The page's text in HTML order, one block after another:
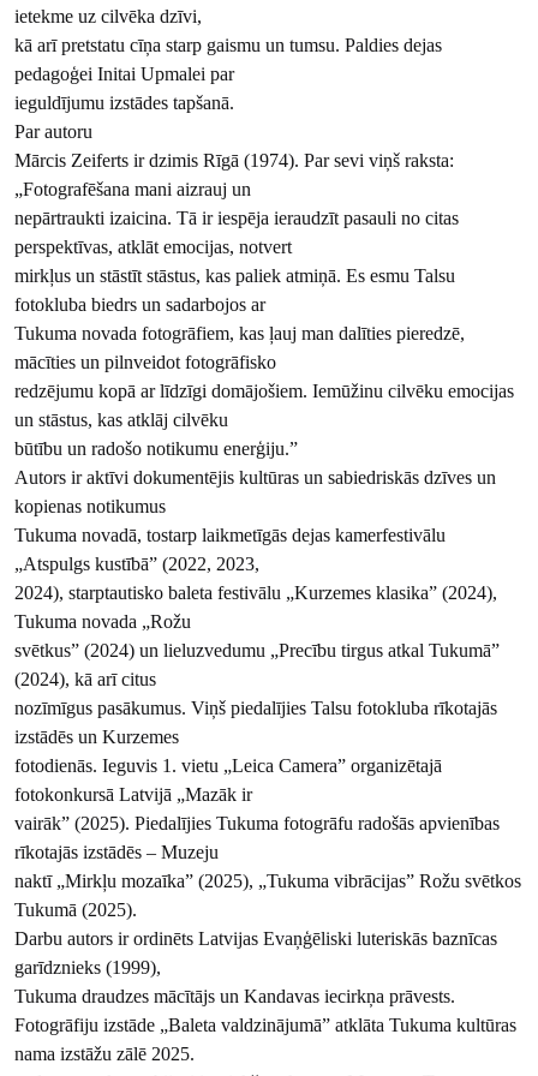
ietekme uz cilvēka dzīvi,
kā arī pretstatu cīņa starp gaismu un tumsu. Paldies dejas
pedagoģei Initai Upmalei par
ieguldījumu izstādes tapšanā.
Par autoru
Mārcis Zeiferts ir dzimis Rīgā (1974). Par sevi viņš raksta:
„Fotografēšana mani aizrauj un
nepārtraukti izaicina. Tā ir iespēja ieraudzīt pasauli no citas
perspektīvas, atklāt emocijas, notvert
mirkļus un stāstīt stāstus, kas paliek atmiņā. Es esmu Talsu
fotokluba biedrs un sadarbojos ar
Tukuma novada fotogrāfiem, kas ļauj man dalīties pieredzē,
mācīties un pilnveidot fotogrāfisko
redzējumu kopā ar līdzīgi domājošiem. Iemūžinu cilvēku emocijas
un stāstus, kas atklāj cilvēku
būtību un radošo notikumu enerģiju.”
Autors ir aktīvi dokumentējis kultūras un sabiedriskās dzīves un
kopienas notikumus
Tukuma novadā, tostarp laikmetīgās dejas kamerfestivālu
„Atspulgs kustībā” (2022, 2023,
2024), starptautisko baleta festivālu „Kurzemes klasika” (2024),
Tukuma novada „Rožu
svētkus” (2024) un lieluzvedumu „Precību tirgus atkal Tukumā”
(2024), kā arī citus
nozīmīgus pasākumus. Viņš piedalījies Talsu fotokluba rīkotajās
izstādēs un Kurzemes
fotodienās. Ieguvis 1. vietu „Leica Camera” organizētajā
fotokonkursā Latvijā „Mazāk ir
vairāk” (2025). Piedalījies Tukuma fotogrāfu radošās apvienības
rīkotajās izstādēs – Muzeju
naktī „Mirkļu mozaīka” (2025), „Tukuma vibrācijas” Rožu svētkos
Tukumā (2025).
Darbu autors ir ordinēts Latvijas Evaņģēliski luteriskās baznīcas
garīdznieks (1999),
Tukuma draudzes mācītājs un Kandavas iecirkņa prāvests.
Fotogrāfiju izstāde „Baleta valdzinājumā” atklāta Tukuma kultūras
nama izstāžu zālē 2025.